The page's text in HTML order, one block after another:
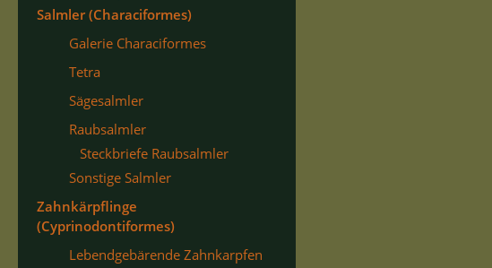
Salmler (Characiformes)
Galerie Characiformes
Tetra
Sägesalmler
Raubsalmler
Steckbriefe Raubsalmler
Sonstige Salmler
Zahnkärpflinge
(Cyprinodontiformes)
Lebendgebärende Zahnkarpfen